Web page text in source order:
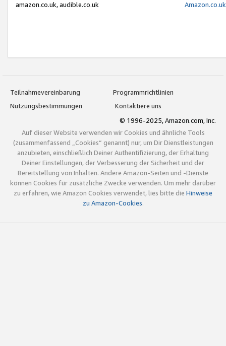
amazon.co.uk, audible.co.uk
Teilnahmevereinbarung
Programmrichtlinien
Nutzungsbestimmungen
Kontaktiere uns
© 1996-2025, Amazon.com, Inc.
Auf dieser Website verwenden wir Cookies und ähnliche Tools
(zusammenfassend „Cookies“ genannt) nur, um Dir Dienstleistungen
anzubieten, einschließlich Deiner Authentifizierung, der Erhaltung
Deiner Einstellungen, der Verbesserung der Sicherheit und der
Bereitstellung von Inhalten. Andere Amazon-Seiten und -Dienste
können Cookies für zusätzliche Zwecke verwenden. Um mehr darüber
zu erfahren, wie Amazon Cookies verwendet, lies bitte die Hinweise
zu Amazon-Cookies.